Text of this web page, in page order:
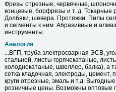
Фрезы отрезные, червячные,
концевые, борфрезы и т. д. Токарные
Долбяки, шевера. Протяжки. Пилы
и сегменты к ним. Абразивные и
инструменты.
Аналогия
...ВГП, труба электросварная ЭСВ,
стальной, листы горячекатаные,
холоднокатаные, швеллер, балка), а
сетка кладочная, электроды, цемент,
круги отрезные, эмаль и т.д. Выгодные
розничные цены. Возможны оптовые